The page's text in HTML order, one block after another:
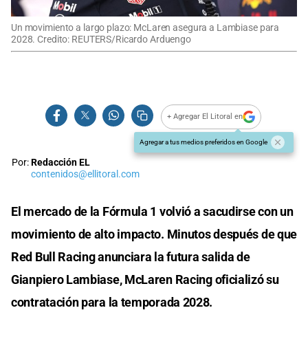
Un movimiento a largo plazo: McLaren asegura a Lambiase para
2028. Credito: REUTERS/Ricardo Arduengo
+ Agregar El Litoral en
Agregar a tus medios preferidos en Google
Por:Redacción EL
contenidos@ellitoral.com
El mercado de la Fórmula 1 volvió a sacudirse con un
movimiento de alto impacto. Minutos después de que
Red Bull Racing anunciara la futura salida de
Gianpiero Lambiase, McLaren Racing oficializó su
contratación para la temporada 2028.